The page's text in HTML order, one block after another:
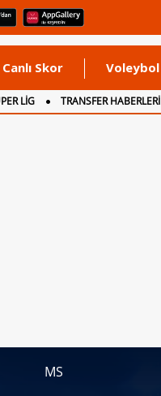
Canlı Skor Voleybol
LİG TRANSFER HABERLERİ
MS